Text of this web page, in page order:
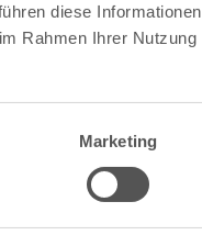
diese Informationen
Rahmen Ihrer Nutzung
Marketing